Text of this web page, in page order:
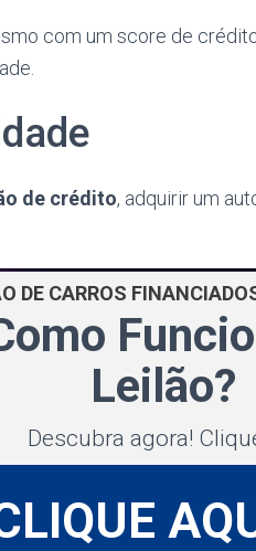
com um score de
de crédito, adquirir um
DE CARROS
Leilão?
Descubra agora!